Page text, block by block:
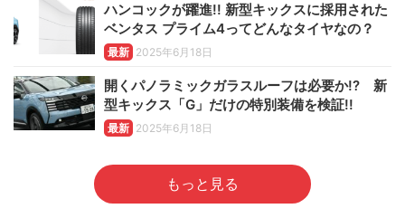
ハンコックが躍進!! 新型キックスに採用された
ベンタス プライム4ってどんなタイヤなの？
最新 2025年6月18日
開くパノラミックガラスルーフは必要か!? 新
型キックス「G」だけの特別装備を検証!!
最新 2025年6月18日
もっと見る